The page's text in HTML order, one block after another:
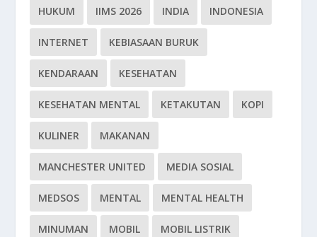
HUKUM IIMS 2026 INDIA INDONESIA
INTERNET KEBIASAAN BURUK
KENDARAAN KESEHATAN
KESEHATAN MENTAL KETAKUTAN KOPI
KULINER MAKANAN
MANCHESTER UNITED MEDIA SOSIAL
MEDSOS MENTAL MENTAL HEALTH
MINUMAN MOBIL MOBIL LISTRIK